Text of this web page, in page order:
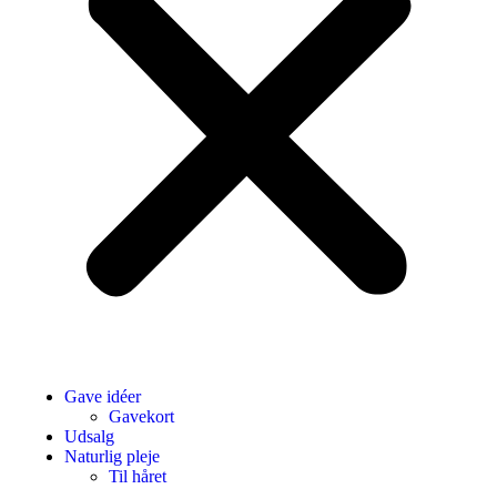
Gave idéer
Gavekort
Udsalg
Naturlig pleje
Til håret